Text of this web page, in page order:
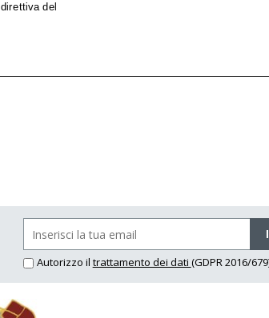
Autorizzo il trattamento dei dati (GDPR 2016/